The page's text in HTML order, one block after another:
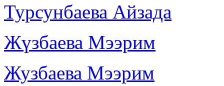
Турсунбаева Айзада
Жүзбаева Мээрим
Жузбаева Мээрим